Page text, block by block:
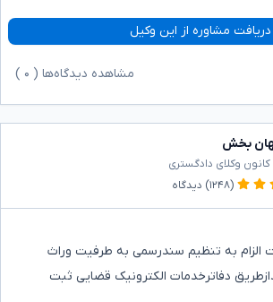
دریافت مشاوره از این وکیل
مشاهده دیدگاه‌ها ( ۰
بخش
وکلای دادگستری
(۱۲۴۸) دیدگاه
الزام به تنظیم سندرسمی به طرفیت وراث
دفاترخدمات الکترونیک قضایی ثبت